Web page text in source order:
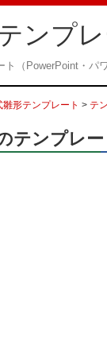
ンプ
ト（PowerPoint・パ
形テンプレート > テ
テンプレ